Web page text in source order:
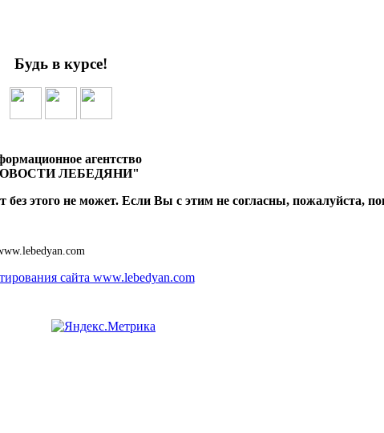
Будь в курсе!
агентство
ЛЕБЕДЯНИ"
этого не может. Если Вы с этим не согласны, пожалуйста,